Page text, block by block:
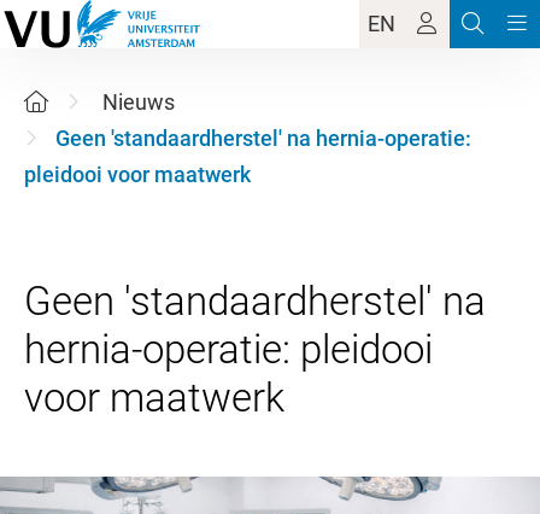
EN
Nieuws
Geen 'standaardherstel' na hernia-operatie:
pleidooi voor maatwerk
Geen 'standaardherstel' na
hernia-operatie: pleidooi